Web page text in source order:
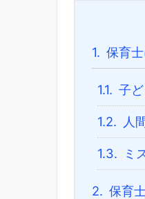
1. 保育
1.1. 子
1.2. 人
1.3. ミ
2. 保育